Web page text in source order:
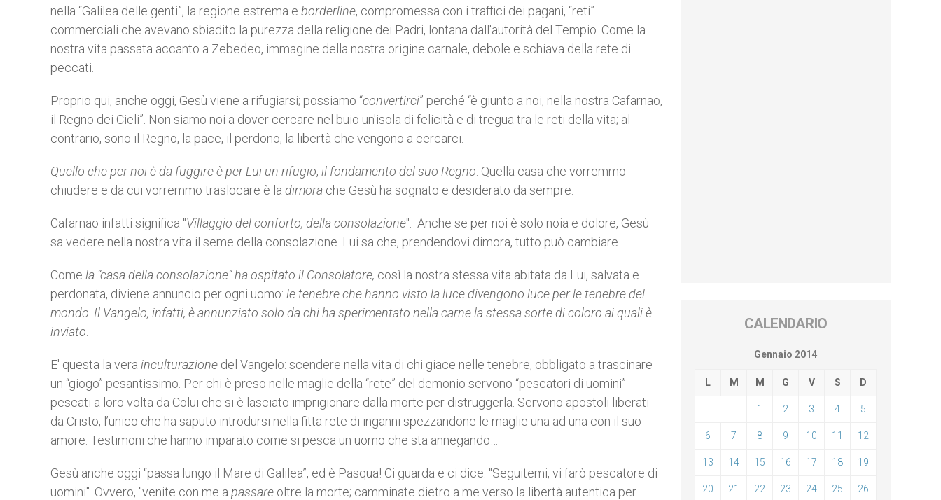
nella “Galilea delle genti”, la regione estrema e borderline, compromessa con i traffici dei pagani, “reti”
commerciali che avevano sbiadito la purezza della religione dei Padri, lontana dall'autorità del Tempio. Come la
nostra vita passata accanto a Zebedeo, immagine della nostra origine carnale, debole e schiava della rete di
peccati.
Proprio qui, anche oggi, Gesù viene a rifugiarsi; possiamo “convertirci” perché “è giunto a noi, nella nostra Cafarnao,
il Regno dei Cieli”. Non siamo noi a dover cercare nel buio un'isola di felicità e di tregua tra le reti della vita; al
contrario, sono il Regno, la pace, il perdono, la libertà che vengono a cercarci.
Quello che per noi è da fuggire è per Lui un rifugio, il fondamento del suo Regno . Quella casa che vorremmo
chiudere e da cui vorremmo traslocare è la dimora che Gesù ha sognato e desiderato da sempre.
Cafarnao infatti significa "Villaggio del conforto, della consolazione". Anche se per noi è solo noia e dolore, Gesù
sa vedere nella nostra vita il seme della consolazione. Lui sa che, prendendovi dimora, tutto può cambiare.
Come la “casa della consolazione” ha ospitato il Consolatore, così la nostra stessa vita abitata da Lui, salvata e
perdonata, diviene annuncio per ogni uomo: le tenebre che hanno visto la luce divengono luce per le tenebre del
mondo Il Vangelo, infatti, è annunziato solo da chi ha sperimentato nella carne la stessa sorte di coloro ai quali è
inviato
E' questa la vera inculturazione del Vangelo: scendere nella vita di chi giace nelle tenebre, obbligato a trascinare
un “giogo” pesantissimo. Per chi è preso nelle maglie della “rete” del demonio servono “pescatori di uomini”
pescati a loro volta da Colui che si è lasciato imprigionare dalla morte per distruggerla. Servono apostoli liberati
da Cristo, l’unico che ha saputo introdursi nella fitta rete di inganni spezzandone le maglie una ad una con il suo
amore. Testimoni che hanno imparato come si pesca un uomo che sta annegando…
Gesù anche oggi “passa lungo il Mare di Galilea”, ed è Pasqua! Ci guarda e ci dice: "Seguitemi, vi farò pescatore di
uomini". Ovvero, "venite con me a passare oltre la morte; camminate dietro a me verso la libertà autentica per
CALENDARIO
Gennaio 2014
L M M G V S D
1 2 3 4 5
6 7 8 9 10 11 12
13 14 15 16 17 18 19
20 21 22 23 24 25 26